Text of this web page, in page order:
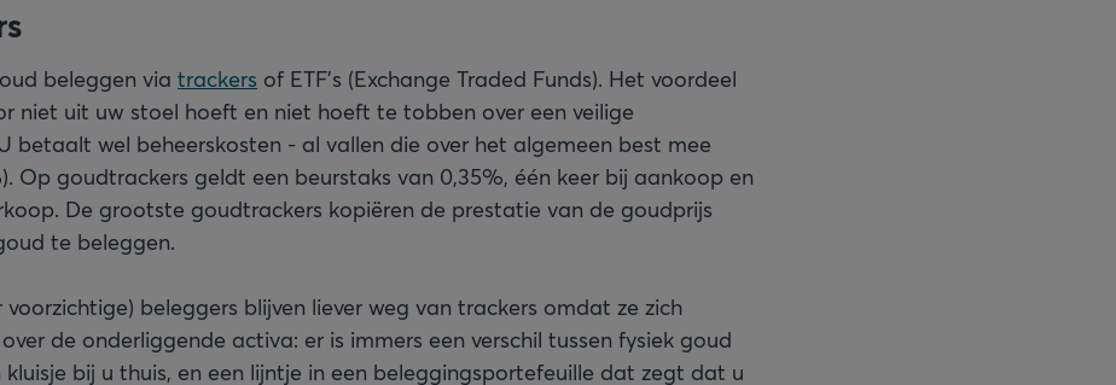
beleggen via trackers of ETF’s (Exchange Traded Funds). Het voordeel
niet uit uw stoel hoeft en niet hoeft te tobben over een veilige
betaalt wel beheerskosten - al vallen die over het algemeen best mee
Op goudtrackers geldt een beurstaks van 0,35%, één keer bij aankoop en
De grootste goudtrackers kopiëren de prestatie van de goudprijs
te beleggen.
voorzichtige) beleggers blijven liever weg van trackers omdat ze zich
de onderliggende activa: er is immers een verschil tussen fysiek goud
bij u thuis, en een lijntje in een beleggingsportefeuille dat zegt dat u